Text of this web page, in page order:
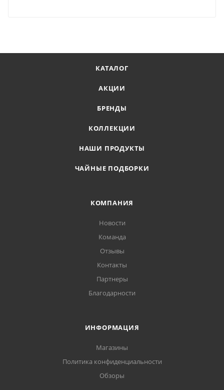
КАТАЛОГ
АКЦИИ
БРЕНДЫ
КОЛЛЕКЦИИ
НАШИ ПРОДУКТЫ
ЧАЙНЫЕ ПОДБОРКИ
КОМПАНИЯ
Новости
Команда
Отзывы
Контакты
Партнеры
Благодарности
ИНФОРМАЦИЯ
Магазины
Политика конфиденциальности
Обзоры